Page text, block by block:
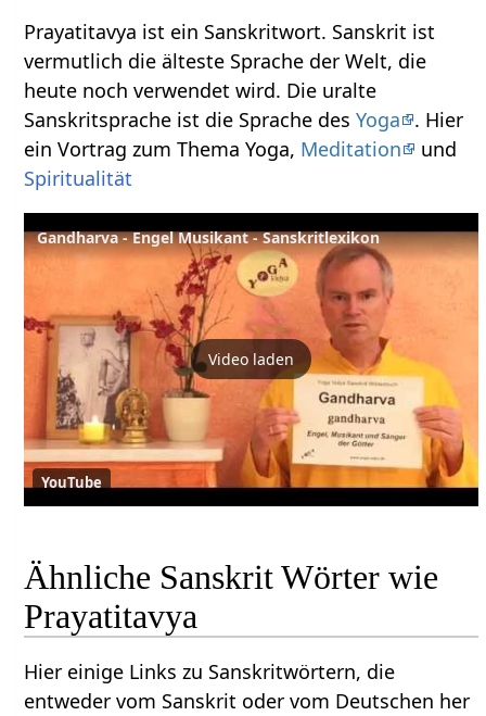
Prayatitavya ist ein Sanskritwort. Sanskrit ist
vermutlich die älteste Sprache der Welt, die
heute noch verwendet wird. Die uralte
Sanskritsprache ist die Sprache desYoga
. Hier
ein Vortrag zum Thema Yoga, Meditation
und
Spiritualität
Gandharva - Engel Musikant - Sanskritlexikon
Video laden
YouTube
Ähnliche Sanskrit Wörter wie
Prayatitavya
Hier einige Links zu Sanskritwörtern, die
entweder vom Sanskrit oder vom Deutschen her